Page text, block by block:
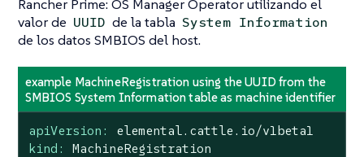
Rancher Prime: OS Manager Operator utilizando el
valor de UUID de la tabla System Information
de los datos SMBIOS del host.
example MachineRegistration using the UUID from the
SMBIOS System Information table as machine identifier
apiVersion:
elemental.cattle.io/v1beta1
kind:
MachineRegistration